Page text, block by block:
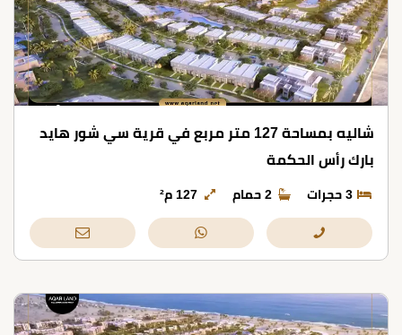
شاليه بمساحة 127 متر مربع في قرية سي شور هايد
بارك رأس الحكمة
3 حجرات 2 حمام 127 م²